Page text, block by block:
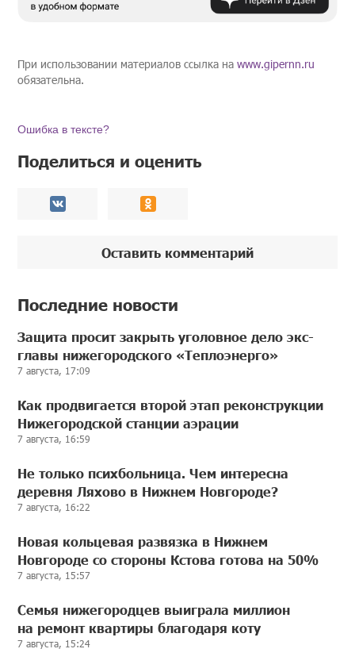
При использовании материалов ссылка наwww.gipernn.ru
обязательна.
Ошибка в тексте?
Поделиться и оценить
Оставить комментарий
Последние новости
Защита просит закрыть уголовное дело экс-
главы нижегородского «Теплоэнерго»
7 августа, 17:09
Как продвигается второй этап реконструкции
Нижегородской станции аэрации
7 августа, 16:59
Не только психбольница. Чем интересна
деревня Ляхово в Нижнем Новгороде?
7 августа, 16:22
Новая кольцевая развязка в Нижнем
Новгороде со стороны Кстова готова на 50%
7 августа, 15:57
Семья нижегородцев выиграла миллион
на ремонт квартиры благодаря коту
7 августа, 15:24